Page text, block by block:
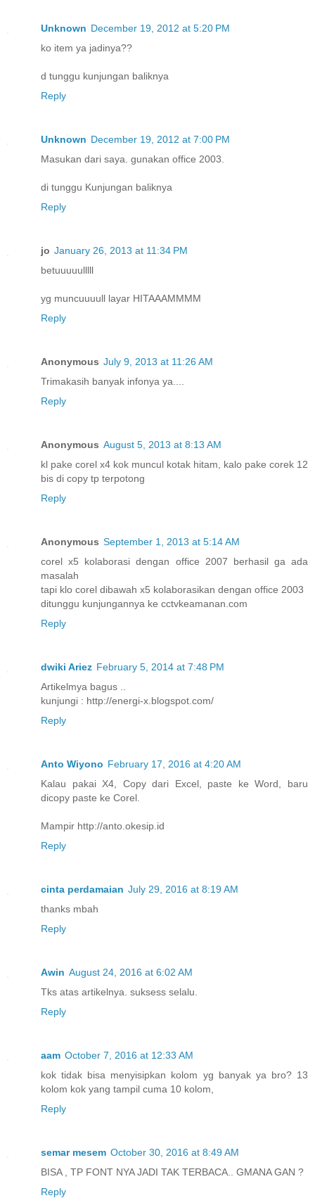
Unknown December 19, 2012 at 5:20 PM
ko item ya jadinya??
d tunggu kunjungan baliknya
Reply
Unknown December 19, 2012 at 7:00 PM
Masukan dari saya. gunakan office 2003.
di tunggu Kunjungan baliknya
Reply
jo January 26, 2013 at 11:34 PM
betuuuuulllll
yg muncuuuull layar HITAAAMMMM
Reply
Anonymous July 9, 2013 at 11:26 AM
Trimakasih banyak infonya ya....
Reply
Anonymous August 5, 2013 at 8:13 AM
kl pake corel x4 kok muncul kotak hitam, kalo pake corek 12
bis di copy tp terpotong
Reply
Anonymous September 1, 2013 at 5:14 AM
corel x5 kolaborasi dengan office 2007 berhasil ga ada
masalah
tapi klo corel dibawah x5 kolaborasikan dengan office 2003
ditunggu kunjungannya ke cctvkeamanan.com
Reply
dwiki Ariez February 5, 2014 at 7:48 PM
Artikelmya bagus ..
kunjungi : http://energi-x.blogspot.com/
Reply
Anto Wiyono February 17, 2016 at 4:20 AM
Kalau pakai X4, Copy dari Excel, paste ke Word, baru
dicopy paste ke Corel.
Mampir http://anto.okesip.id
Reply
cinta perdamaian July 29, 2016 at 8:19 AM
thanks mbah
Reply
Awin August 24, 2016 at 6:02 AM
Tks atas artikelnya. suksess selalu.
Reply
aam October 7, 2016 at 12:33 AM
kok tidak bisa menyisipkan kolom yg banyak ya bro? 13
kolom kok yang tampil cuma 10 kolom,
Reply
semar mesem October 30, 2016 at 8:49 AM
BISA , TP FONT NYA JADI TAK TERBACA.. GMANA GAN ?
Reply